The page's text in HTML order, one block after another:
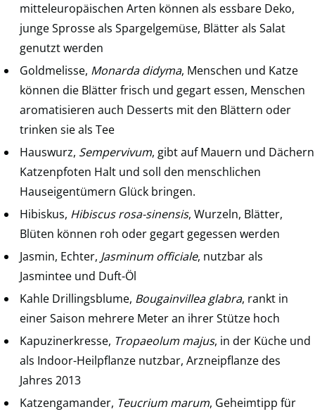
mitteleuropäischen Arten können als essbare Deko,
junge Sprosse als Spargelgemüse, Blätter als Salat
genutzt werden
Goldmelisse, Monarda didyma, Menschen und Katze
können die Blätter frisch und gegart essen, Menschen
aromatisieren auch Desserts mit den Blättern oder
trinken sie als Tee
Hauswurz, Sempervivum, gibt auf Mauern und Dächern
Katzenpfoten Halt und soll den menschlichen
Hauseigentümern Glück bringen.
Hibiskus, Hibiscus rosa-sinensis, Wurzeln, Blätter,
Blüten können roh oder gegart gegessen werden
Jasmin, Echter, Jasminum officiale, nutzbar als
Jasmintee und Duft-Öl
Kahle Drillingsblume, Bougainvillea glabra, rankt in
einer Saison mehrere Meter an ihrer Stütze hoch
Kapuzinerkresse, Tropaeolum majus, in der Küche und
als Indoor-Heilpflanze nutzbar, Arzneipflanze des
Jahres 2013
Katzengamander, Teucrium marum, Geheimtipp für